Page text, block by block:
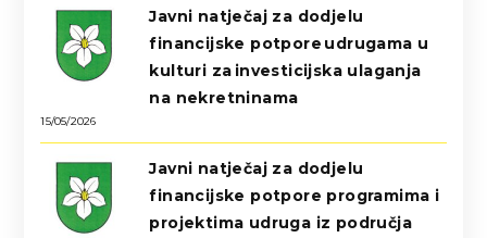
Javni natječaj za dodjelu
financijske potpore udrugama u
kulturi za investicijska ulaganja
na nekretninama
15/05/2026
Javni natječaj za dodjelu
financijske potpore programima i
projektima udruga iz područja